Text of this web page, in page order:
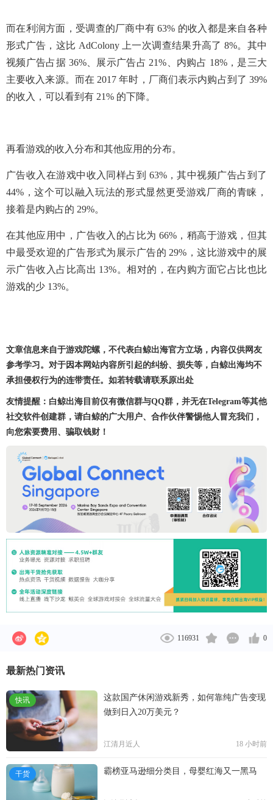
而在利润方面，受调查的厂商中有 63% 的收入都是来自各种
形式广告，这比 AdColony 上一次调查结果升高了 8%。其中
视频广告占据 36%、展示广告占 21%、内购占 18%，是三大
主要收入来源。而在 2017 年时，厂商们表示内购占到了 39%
的收入，可以看到有 21% 的下降。
再看游戏的收入分布和其他应用的分布。
广告收入在游戏中收入同样占到 63%，其中视频广告占到了
44%，这个可以融入玩法的形式显然更受游戏厂商的青睐，
接着是内购占的 29%。
在其他应用中，广告收入的占比为 66%，稍高于游戏，但其
中最受欢迎的广告形式为展示广告的 29%，这比游戏中的展
示广告收入占比高出 13%。相对的，在内购方面它占比也比
游戏的少 13%。
文章信息来自于游戏陀螺，不代表白鲸出海官方立场，内容仅供网友
参考学习。对于因本网站内容所引起的纠纷、损失等，白鲸出海均不
承担侵权行为的连带责任。如若转载请联系原出处
友情提醒：白鲸出海目前仅有微信群与QQ群，并无在Telegram等其他
社交软件创建群，请白鲸的广大用户、合作伙伴警惕他人冒充我们，
向您索要费用、骗取钱财！
116931 0
最新热门资讯
快讯
这款国产休闲游戏新秀，如何靠纯广告变现
做到日入20万美元？
江清月近人 18 小时前
干货 霸榜亚马逊细分类目，母婴红海又一黑马